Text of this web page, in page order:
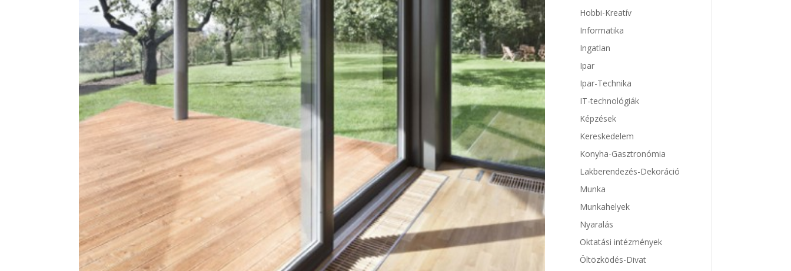
Hobbi-Kreatív
Informatika
Ingatlan
Ipar
Ipar-Technika
IT-technológiák
Képzések
Kereskedelem
Konyha-Gasztronómia
Lakberendezés-Dekoráció
Munka
Munkahelyek
Nyaralás
Oktatási intézmények
Öltözködés-Divat